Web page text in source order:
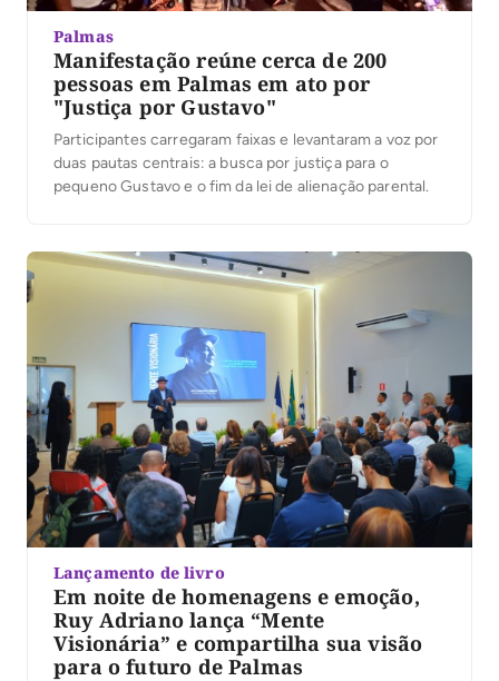
Palmas
Manifestação reúne cerca de 200
pessoas em Palmas em ato por
"Justiça por Gustavo"
Participantes carregaram faixas e levantaram a voz por
duas pautas centrais: a busca por justiça para o
pequeno Gustavo e o fim da lei de alienação parental.
Lançamento de livro
Em noite de homenagens e emoção,
Ruy Adriano lança “Mente
Visionária” e compartilha sua visão
para o futuro de Palmas